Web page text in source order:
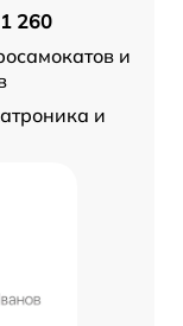
1 260
и
и